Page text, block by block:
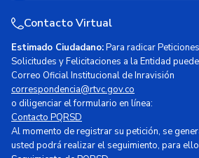
Contacto Virtual
Estimado Ciudadano:Para radicar
Solicitudes y Felicitaciones a la Entidad
Correo Oficial Institucional de Inravisión
correspondencia@rtvc.gov.co
o diligenciar el formulario en línea:
Contacto PQRSD
Al momento de registrar su petición, se
usted podrá realizar el seguimiento, para